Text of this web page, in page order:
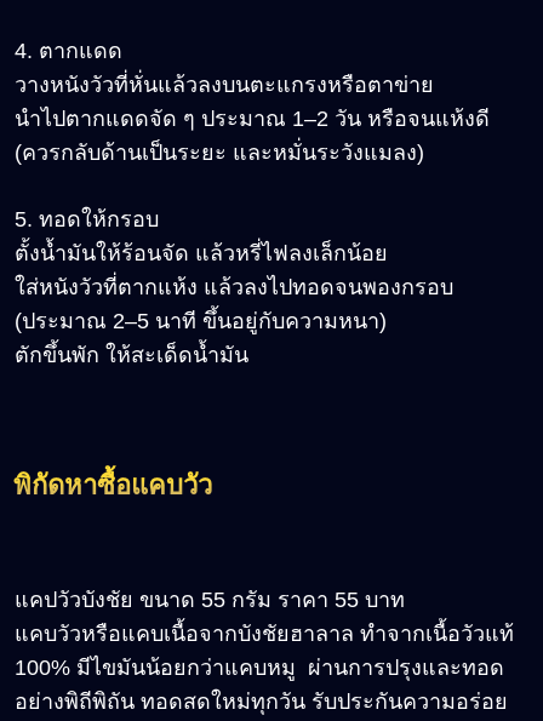
4. ตากแดด
วางหนังวัวที่หั่นแล้วลงบนตะแกรงหรือตาข่าย
นำไปตากแดดจัด ๆ ประมาณ 1–2 วัน หรือจนแห้งดี
(ควรกลับด้านเป็นระยะ และหมั่นระวังแมลง)
5. ทอดให้กรอบ
ตั้งน้ำมันให้ร้อนจัด แล้วหรี่ไฟลงเล็กน้อย
ใส่หนังวัวที่ตากแห้ง แล้วลงไปทอดจนพองกรอบ
(ประมาณ 2–5 นาที ขึ้นอยู่กับความหนา)
ตักขึ้นพัก ให้สะเด็ดน้ำมัน
พิกัดหาซื้อแคบวัว
แคปวัวบังชัย ขนาด 55 กรัม ราคา 55 บาท
แคบวัวหรือแคบเนื้อจากบังชัยฮาลาล ทำจากเนื้อวัวแท้
100% มีไขมันน้อยกว่าแคบหมู ผ่านการปรุงและทอด
อย่างพิถีพิถัน ทอดสดใหม่ทุกวัน รับประกันความอร่อย